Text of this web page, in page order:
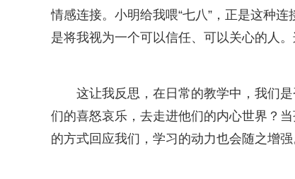
情感连接。小明给我喂“七八”，正是这种
是将我视为一个可以信任、可以关心的人
这让我反思，在日常的教学中，我们
们的喜怒哀乐，去走进他们的内心世界？
的方式回应我们，学习的动力也会随之增强